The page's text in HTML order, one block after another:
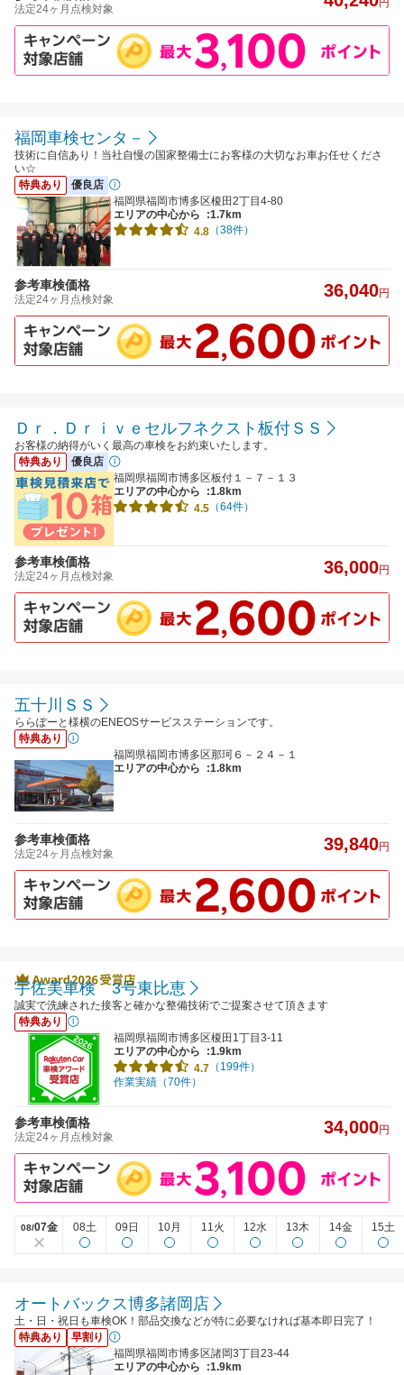
法定24ヶ月点検対象
福岡車検センタ－
技術に自信あり！当社自慢の国家整備士にお客様の大切なお車お任せくださ
い☆
特典あり
優良店
福岡県福岡市博多区榎田2丁目4-80
エリアの中心から
:1.7km
4.8 （38件）
参考車検価格
法定24ヶ月点検対象 36,040円
Ｄｒ．Ｄｒｉｖｅセルフネクスト板付ＳＳ
お客様の納得がいく最高の車検をお約束いたします。
特典あり
優良店
福岡県福岡市博多区板付１－７－１３
エリアの中心から
:1.8km
4.5 （64件）
参考車検価格
法定24ヶ月点検対象 36,000円
五十川ＳＳ
ららぽーと様横のENEOSサービスステーションです。
特典あり
福岡県福岡市博多区那珂６－２４－１
エリアの中心から
:1.8km
参考車検価格
法定24ヶ月点検対象 39,840円
宇佐美車検 3号東比恵
誠実で洗練された接客と確かな整備技術でご提案させて頂きます
特典あり
福岡県福岡市博多区榎田1丁目3-11
エリアの中心から
:1.9km
4.7 （199件）
作業実績（70件）
参考車検価格
法定24ヶ月点検対象 34,000円
08/07金 08土 09日 10月 11火 12水 13木 14金 15土
オートバックス博多諸岡店
土・日・祝日も車検OK！部品交換などが特に必要なければ基本即日完了！
特典あり
早割り
福岡県福岡市博多区諸岡3丁目23-44
エリアの中心から
:1.9km